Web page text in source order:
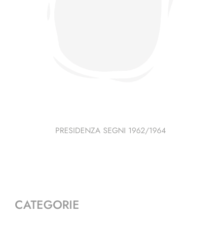
PRESIDENZA SEGNI 1962/1964
CATEGORIE